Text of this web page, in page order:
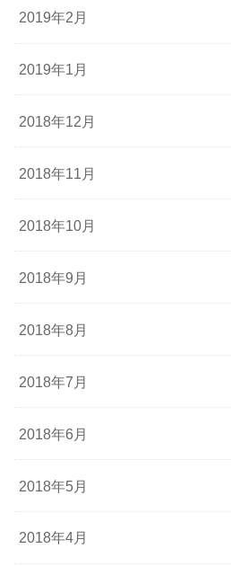
2019年2月
2019年1月
2018年12月
2018年11月
2018年10月
2018年9月
2018年8月
2018年7月
2018年6月
2018年5月
2018年4月